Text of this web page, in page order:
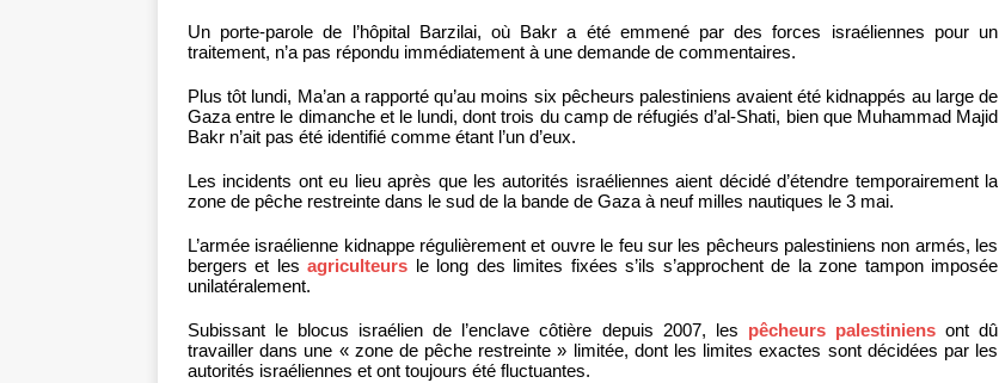
Un porte-parole de l’hôpital Barzilai, où Bakr a été emmené par des forces israéliennes pour un
traitement, n’a pas répondu immédiatement à une demande de commentaires.
Plus tôt lundi, Ma’an a rapporté qu’au moins six pêcheurs palestiniens avaient été kidnappés au large de
Gaza entre le dimanche et le lundi, dont trois du camp de réfugiés d’al-Shati, bien que Muhammad Majid
Bakr n’ait pas été identifié comme étant l’un d’eux.
Les incidents ont eu lieu après que les autorités israéliennes aient décidé d’étendre temporairement la
zone de pêche restreinte dans le sud de la bande de Gaza à neuf milles nautiques le 3 mai.
L’armée israélienne kidnappe régulièrement et ouvre le feu sur les pêcheurs palestiniens non armés, les
bergers et lesagriculteurs le long des limites fixées s’ils s’approchent de la zone tampon imposée
unilatéralement.
Subissant le blocus israélien de l’enclave côtière depuis 2007, les pêcheurs palestiniensont dû
travailler dans une « zone de pêche restreinte » limitée, dont les limites exactes sont décidées par les
autorités israéliennes et ont toujours été fluctuantes.